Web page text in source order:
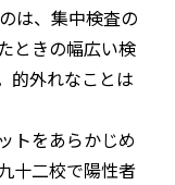
は、集中検査の
ときの幅広い検
的外れなことは
トをあらかじめ
十二校で陽性者